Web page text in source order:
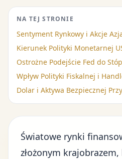
NA TEJ STRONIE
Sentyment Rynkowy i Akcje
Kierunek Polityki Monetarnej
Ostrożne Podejście Fed do
Wpływ Polityki Fiskalnej i
Dolar i Aktywa Bezpiecznej
Światowe rynki
złożonym